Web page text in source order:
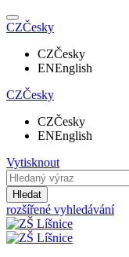
CZČesky
CZČesky
ENEnglish
CZČesky
CZČesky
ENEnglish
Vytisknout
Hledat
rozšířené vyhledávání